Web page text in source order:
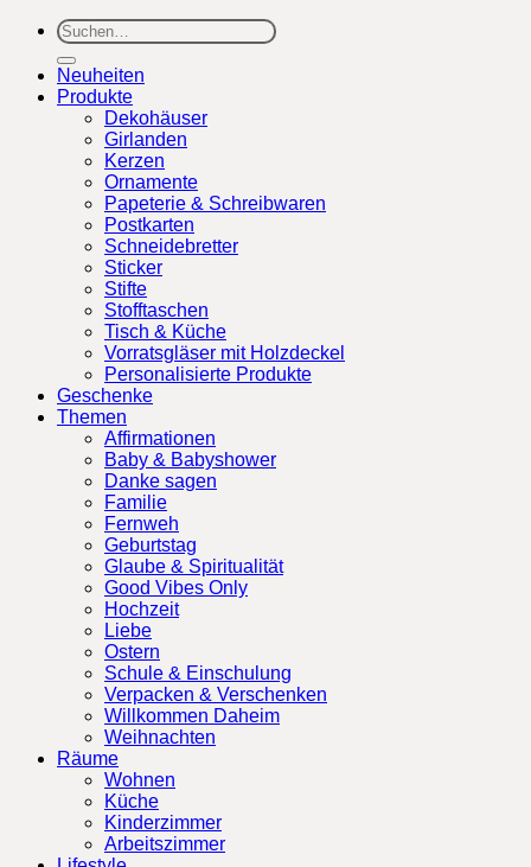
Suchen
nach:
Neuheiten
Produkte
Dekohäuser
Girlanden
Kerzen
Ornamente
Papeterie & Schreibwaren
Postkarten
Schneidebretter
Sticker
Stifte
Stofftaschen
Tisch & Küche
Vorratsgläser mit Holzdeckel
Personalisierte Produkte
Geschenke
Themen
Affirmationen
Baby & Babyshower
Danke sagen
Familie
Fernweh
Geburtstag
Glaube & Spiritualität
Good Vibes Only
Hochzeit
Liebe
Ostern
Schule & Einschulung
Verpacken & Verschenken
Willkommen Daheim
Weihnachten
Räume
Wohnen
Küche
Kinderzimmer
Arbeitszimmer